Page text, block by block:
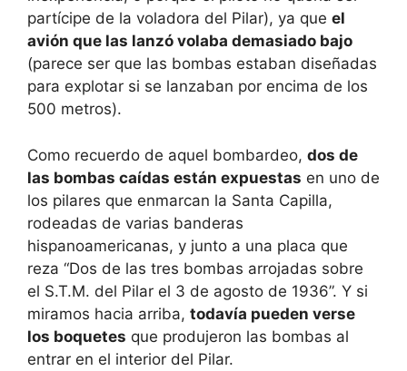
partícipe de la voladora del Pilar), ya que el
avión que las lanzó volaba demasiado bajo
(parece ser que las bombas estaban diseñadas
para explotar si se lanzaban por encima de los
500 metros).
Como recuerdo de aquel bombardeo, dos de
las bombas caídas están expuestas en uno de
los pilares que enmarcan la Santa Capilla,
rodeadas de varias banderas
hispanoamericanas, y junto a una placa que
reza “Dos de las tres bombas arrojadas sobre
el S.T.M. del Pilar el 3 de agosto de 1936”. Y si
miramos hacia arriba, todavía pueden verse
los boquetes que produjeron las bombas al
entrar en el interior del Pilar.